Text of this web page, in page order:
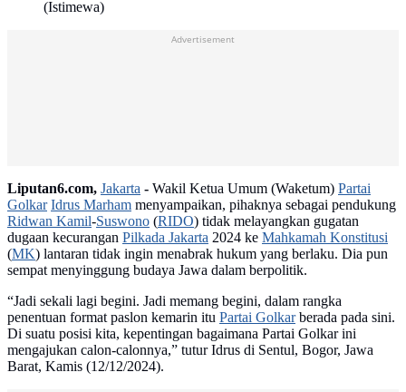
(Istimewa)
Advertisement
Liputan6.com, Jakarta - Wakil Ketua Umum (Waketum) Partai
Golkar Idrus Marham menyampaikan, pihaknya sebagai pendukung
Ridwan Kamil-Suswono (RIDO) tidak melayangkan gugatan
dugaan kecurangan Pilkada Jakarta 2024 ke Mahkamah Konstitusi
(MK) lantaran tidak ingin menabrak hukum yang berlaku. Dia pun
sempat menyinggung budaya Jawa dalam berpolitik.
“Jadi sekali lagi begini. Jadi memang begini, dalam rangka
penentuan format paslon kemarin itu Partai Golkarberada pada sini.
Di suatu posisi kita, kepentingan bagaimana Partai Golkar ini
mengajukan calon-calonnya,” tutur Idrus di Sentul, Bogor, Jawa
Barat, Kamis (12/12/2024).